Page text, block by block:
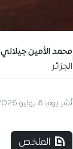
محمد الأمين جيلالي
الجزائر
نُشر يوم: 8 يوليو 2026
الملخص